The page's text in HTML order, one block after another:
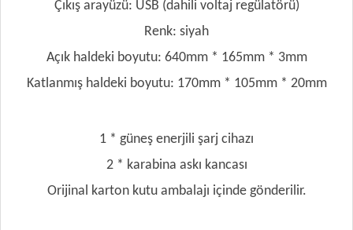
Çıkış arayüzü: USB (dahili voltaj regülatörü)
Renk: siyah
Açık haldeki boyutu: 640mm * 165mm * 3mm
Katlanmış haldeki boyutu: 170mm * 105mm * 20mm
1 * güneş enerjili şarj cihazı
2 * karabina askı kancası
Orijinal karton kutu ambalajı içinde gönderilir.